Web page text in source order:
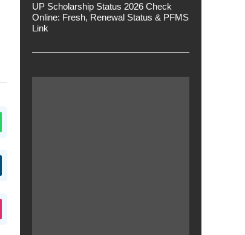
UP Scholarship Status 2026 Check
Online: Fresh, Renewal Status & PFMS
Link